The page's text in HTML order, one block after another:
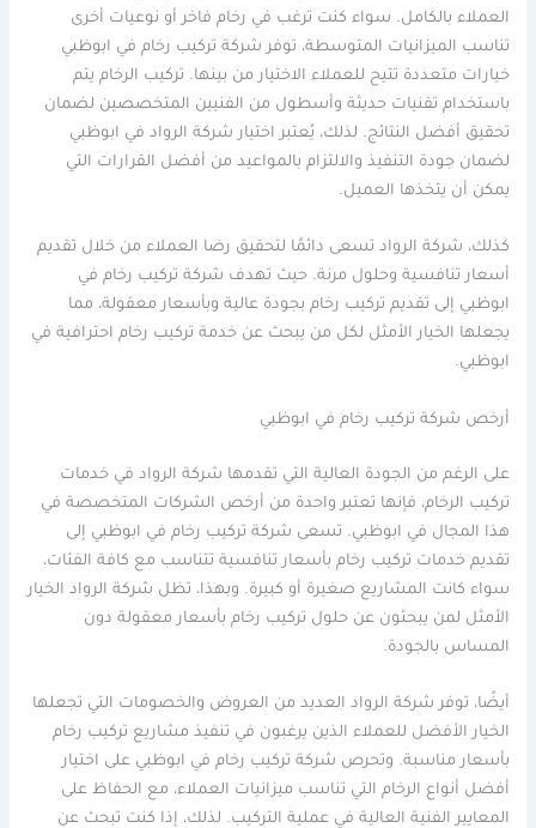
العملاء بالكامل. سواء كنت ترغب في رخام فاخر أو نوعيات أخرى
تناسب الميزانيات المتوسطة، توفر شركة تركيب رخام في ابوظبي
خيارات متعددة تتيح للعملاء الاختيار من بينها. تركيب الرخام يتم
باستخدام تقنيات حديثة وأسطول من الفنيين المتخصصين لضمان
تحقيق أفضل النتائج. لذلك، يُعتبر اختيار شركة الرواد في ابوظبي
لضمان جودة التنفيذ والالتزام بالمواعيد من أفضل القرارات التي
يمكن أن يتخذها العميل.
كذلك، شركة الرواد تسعى دائمًا لتحقيق رضا العملاء من خلال تقديم
أسعار تنافسية وحلول مرنة. حيث تهدف شركة تركيب رخام في
ابوظبي إلى تقديم تركيب رخام بجودة عالية وبأسعار معقولة، مما
يجعلها الخيار الأمثل لكل من يبحث عن خدمة تركيب رخام احترافية في
ابوظبي.
أرخص شركة تركيب رخام في ابوظبي
على الرغم من الجودة العالية التي تقدمها شركة الرواد في خدمات
تركيب الرخام، فإنها تعتبر واحدة من أرخص الشركات المتخصصة في
هذا المجال في ابوظبي. تسعى شركة تركيب رخام في ابوظبي إلى
تقديم خدمات تركيب رخام بأسعار تنافسية تتناسب مع كافة الفئات،
سواء كانت المشاريع صغيرة أو كبيرة. وبهذا، تظل شركة الرواد الخيار
الأمثل لمن يبحثون عن حلول تركيب رخام بأسعار معقولة دون
المساس بالجودة.
أيضًا، توفر شركة الرواد العديد من العروض والخصومات التي تجعلها
الخيار الأفضل للعملاء الذين يرغبون في تنفيذ مشاريع تركيب رخام
بأسعار مناسبة. وتحرص شركة تركيب رخام في ابوظبي على اختيار
أفضل أنواع الرخام التي تناسب ميزانيات العملاء، مع الحفاظ على
المعايير الفنية العالية في عملية التركيب. لذلك، إذا كنت تبحث عن